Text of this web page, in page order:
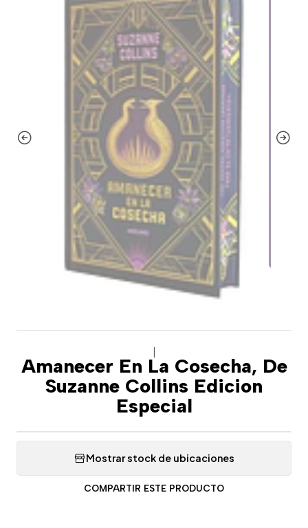
Amanecer En La Cosecha, De
Suzanne Collins Edicion
Especial
Mostrar stock de ubicaciones
COMPARTIR ESTE PRODUCTO